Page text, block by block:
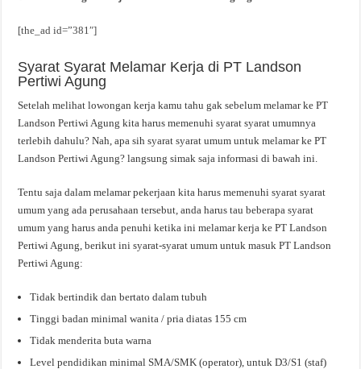
[the_ad id=”381″]
Syarat Syarat Melamar Kerja di PT Landson
Pertiwi Agung
Setelah melihat lowongan kerja kamu tahu gak sebelum melamar ke PT
Landson Pertiwi Agung kita harus memenuhi syarat syarat umumnya
terlebih dahulu? Nah, apa sih syarat syarat umum untuk melamar ke PT
Landson Pertiwi Agung? langsung simak saja informasi di bawah ini.
Tentu saja dalam melamar pekerjaan kita harus memenuhi syarat syarat
umum yang ada perusahaan tersebut, anda harus tau beberapa syarat
umum yang harus anda penuhi ketika ini melamar kerja ke PT Landson
Pertiwi Agung, berikut ini syarat-syarat umum untuk masuk PT Landson
Pertiwi Agung:
Tidak bertindik dan bertato dalam tubuh
Tinggi badan minimal wanita / pria diatas 155 cm
Tidak menderita buta warna
Level pendidikan minimal SMA/SMK (operator), untuk D3/S1 (staf)